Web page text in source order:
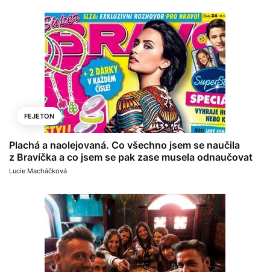
FEJETON
Plachá a naolejovaná. Co všechno jsem se naučila
z Bravíčka a co jsem se pak zase musela odnaučovat
Lucie Macháčková